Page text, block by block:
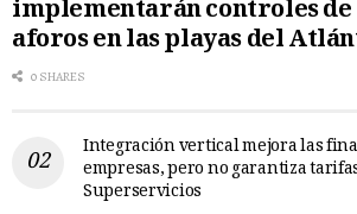
implementarán controles de
aforos en las playas del
0 SHARES
Integración vertical mejora las
empresas, pero no garantiza
Superservicios